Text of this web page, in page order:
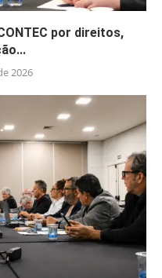
por direitos,
2026